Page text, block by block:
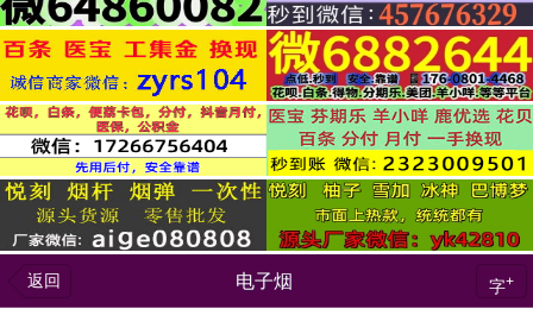
返回 电子烟 字+